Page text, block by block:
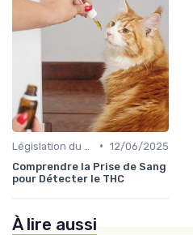
• 12/06/2025
Comprendre la Prise de Sang
pour Détecter le THC
À lire aussi